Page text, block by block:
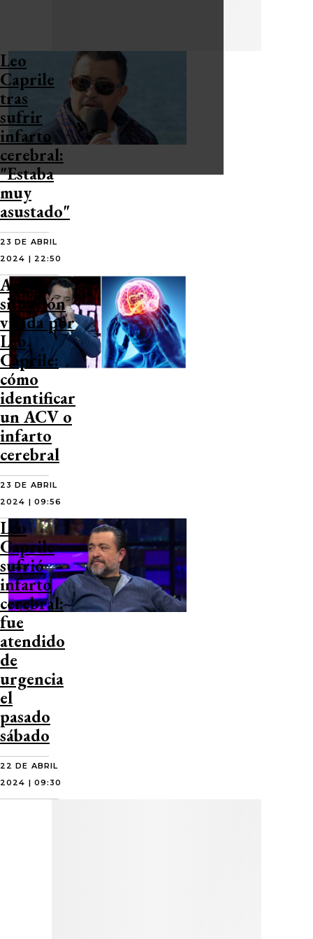
Leo
Caprile
tras
sufrir
infarto
cerebral:
"Estaba
muy
asustado"
23 DE ABRIL
2024 | 22:50
Ante
situación
vivida por
Leo
Caprile:
cómo
identificar
un ACV o
infarto
cerebral
23 DE ABRIL
2024 | 09:56
Leo
Caprile
sufrió
infarto
cerebral:
fue
atendido
de
urgencia
el
pasado
sábado
22 DE ABRIL
2024 | 09:30